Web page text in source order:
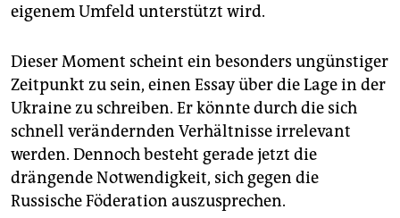
eigenem Umfeld unterstützt wird.
Dieser Moment scheint ein besonders ungünstiger
Zeitpunkt zu sein, einen Essay über die Lage in der
Ukraine zu schreiben. Er könnte durch die sich
schnell verändernden Verhältnisse irrelevant
werden. Dennoch besteht gerade jetzt die
drängende Notwendigkeit, sich gegen die
Russische Föderation auszusprechen.